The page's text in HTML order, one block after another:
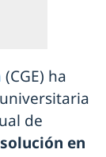
(CGE) ha
de
en